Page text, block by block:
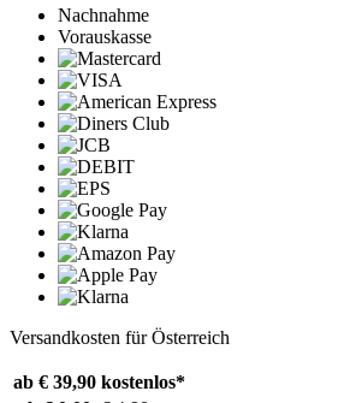
Nachnahme
Vorauskasse
Versandkosten für Österreich
ab € 39,90 kostenlos*